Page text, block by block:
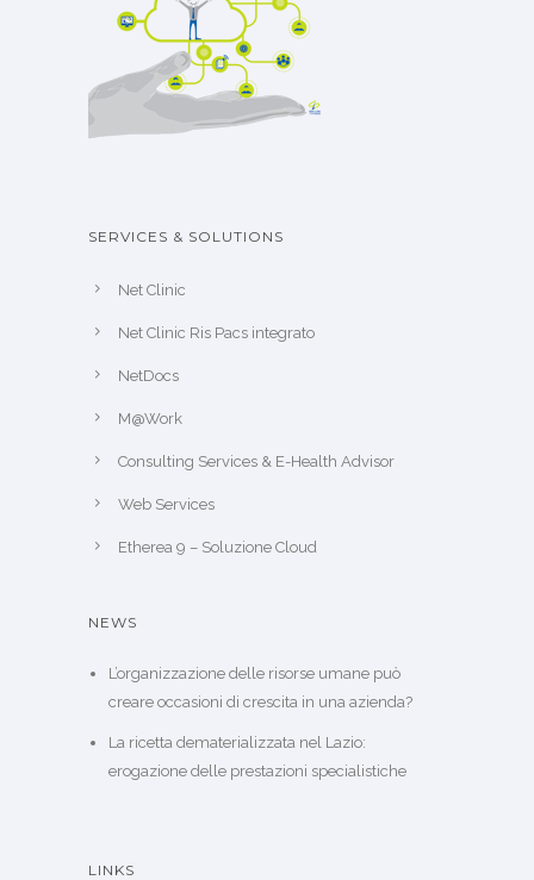
SERVICES & SOLUTIONS
Net Clinic
Net Clinic Ris Pacs integrato
NetDocs
M@Work
Consulting Services & E-Health Advisor
Web Services
Etherea 9 – Soluzione Cloud
NEWS
L’organizzazione delle risorse umane può
creare occasioni di crescita in una azienda?
La ricetta dematerializzata nel Lazio:
erogazione delle prestazioni specialistiche
LINKS